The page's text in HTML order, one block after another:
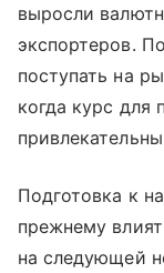
выросли
экспортеров.
поступать на
когда курс для
Подготовка к
прежнему
на следующей